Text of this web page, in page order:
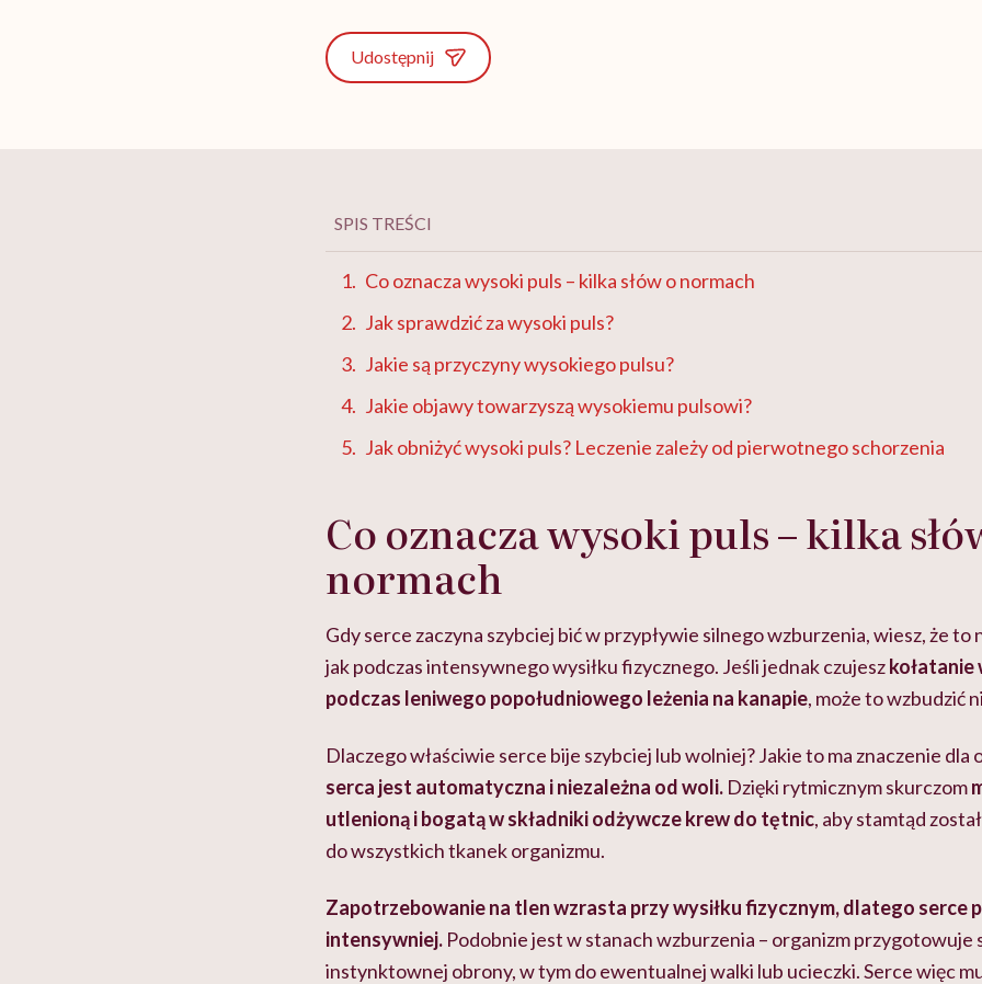
Udostępnij
SPIS TREŚCI
Co oznacza wysoki puls – kilka słów o normach
Jak sprawdzić za wysoki puls?
Jakie są przyczyny wysokiego pulsu?
Jakie objawy towarzyszą wysokiemu pulsowi?
Jak obniżyć wysoki puls? Leczenie zależy od pierwotnego schorzenia
Co oznacza wysoki puls – kilka
normach
Gdy serce zaczyna szybciej bić w przypływie silnego wzburzenia, wiesz, że
jak podczas intensywnego wysiłku fizycznego. Jeśli jednak czujesz
podczas leniwego popołudniowego leżenia na kanapie, może to wzbudzić
Dlaczego właściwie serce bije szybciej lub wolniej? Jakie to ma znaczenie dla
serca jest automatyczna i niezależna od woli. Dzięki rytmicznym skurczom
utlenioną i bogatą w składniki odżywcze krew do tętnic, aby stamtąd
do wszystkich tkanek organizmu.
Zapotrzebowanie na tlen wzrasta przy wysiłku fizycznym, dlatego serce
intensywniej. Podobnie jest w stanach wzburzenia – organizm przygotowuje
instynktownej obrony, w tym do ewentualnej walki lub ucieczki. Serce więc